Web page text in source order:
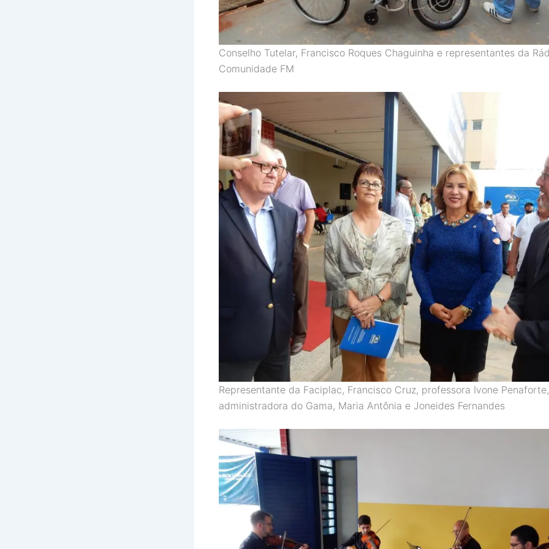
Conselho Tutelar, Francisco Roques Chaguinha e representantes da
Comunidade FM
Representante da Faciplac, Francisco Cruz, professora Ivone Penaforte,
administradora do Gama, Maria Antônia e Joneides Fernandes